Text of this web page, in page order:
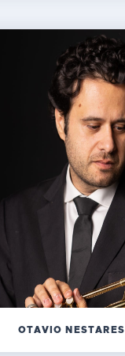
OTAVIO NESTARES